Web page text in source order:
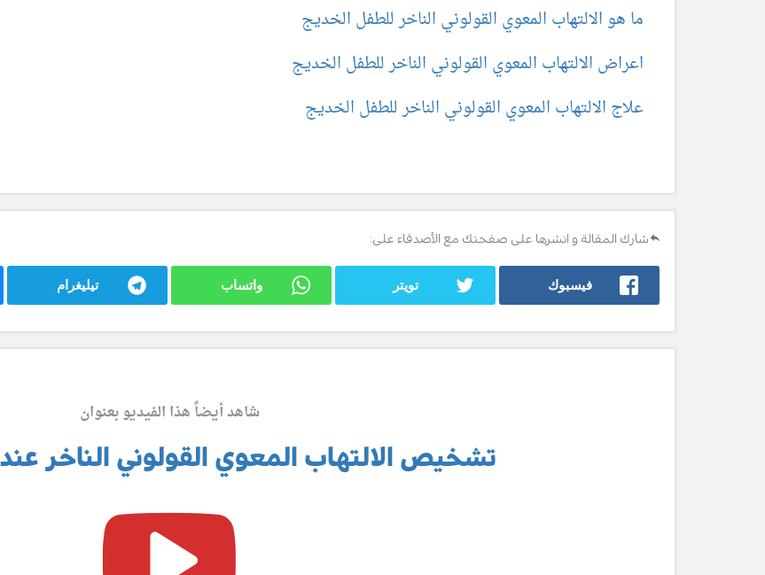
ما هو الالتهاب المعوي القولوني الناخر للطفل الخديج
اعراض الالتهاب المعوي القولوني الناخر للطفل الخديج
علاج الالتهاب المعوي القولوني الناخر للطفل الخديج
شارك المقالة و انشرها على صفحتك مع الأصدقاء على:
فيسبوك تويتر واتساب تيليغرام
شاهد أيضاً هذا الفيديو بعنوان
تشخيص الالتهاب المعوي القولوني الناخر